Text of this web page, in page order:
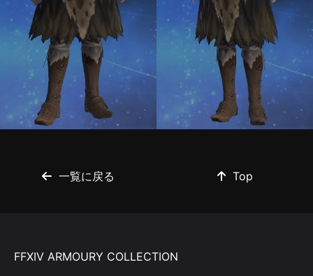
一覧に戻る Top
FFXIV ARMOURY COLLECTION